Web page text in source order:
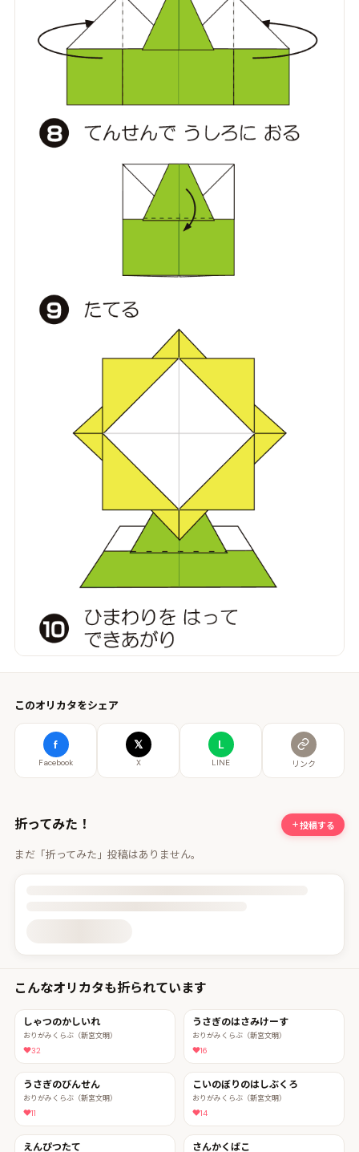
このオリカタをシェア
f
Facebook
𝕏
X
L
LINE リンク
折ってみた！ 投稿する
まだ「折ってみた」投稿はありません。
投稿詳細を読み込んでいます
こんなオリカタも折られています
しゃつのかしいれ
おりがみくらぶ（新宮文明）
32
うさぎのはさみけーす
おりがみくらぶ（新宮文明）
16
うさぎのびんせん
おりがみくらぶ（新宮文明）
11
こいのぼりのはしぶくろ
おりがみくらぶ（新宮文明）
14
えんぴつたて さんかくばこ